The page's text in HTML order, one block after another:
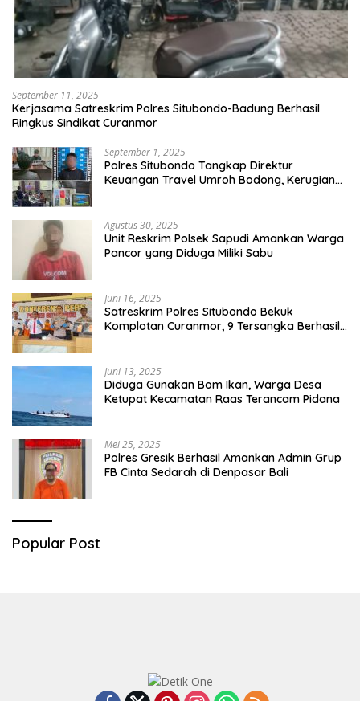
September 11, 2025
Kerjasama Satreskrim Polres Situbondo-Badung Berhasil
Ringkus Sindikat Curanmor
September 1, 2025
Polres Situbondo Tangkap Direktur
Keuangan Travel Umroh Bodong, Kerugian
Agustus 30, 2025
Unit Reskrim Polsek Sapudi Amankan Warga
Pancor yang Diduga Miliki Sabu
Juni 16, 2025
Satreskrim Polres Situbondo Bekuk
Komplotan Curanmor, 9 Tersangka Berhasil
Juni 13, 2025
Diduga Gunakan Bom Ikan, Warga Desa
Ketupat Kecamatan Raas Terancam Pidana
Mei 25, 2025
Polres Gresik Berhasil Amankan Admin Grup
FB Cinta Sedarah di Denpasar Bali
Popular Post